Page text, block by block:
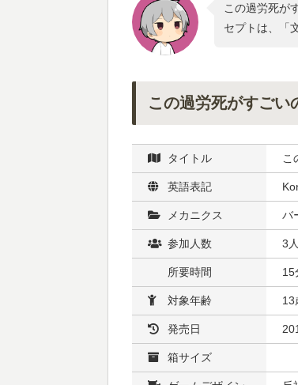
この過労死が
セプトは、「
この過労死がすごい
タイトル こ
英語表記
メカニクス バ
参加人数 3
所要時間 15
対象年齢 13
発売日
箱サイズ